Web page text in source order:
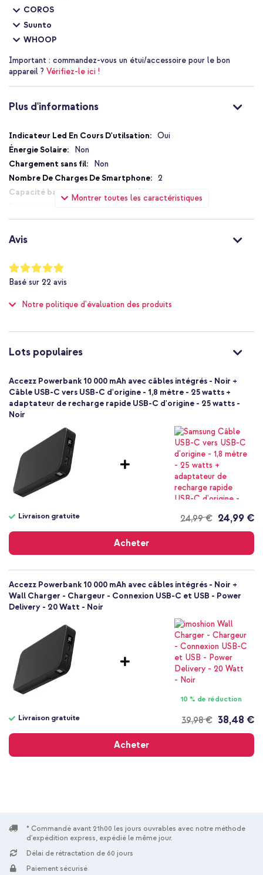
COROS
Suunto
WHOOP
Important : commandez-vous un étui/accessoire pour le bon
appareil ? Vérifiez-le ici !
Plus d'informations
Montrer toutes les caractéristiques
Plus
d'informations
Oui
Non
Non
2
10000 mAh
1.67 A
Quick Charge 3.0
1 Pc
Oui
USB-C
Apple Lightning, USB-A
8720922150219
Accezz
SH00069595
Noir
195
Liseuse, Smartphone, Montre connectée, Tablette, Écouteurs sans
fil
Avis
Notation:
99
%
of
Basé sur 22 avis
Notre politique d'évaluation des produits
Lots populaires
Accezz Powerbank 10 000 mAh avec câbles intégrés - Noir +
Câble USB-C vers USB-C d'origine - 1,8 mètre - 25 watts +
adaptateur de recharge rapide USB-C d'origine - 25 watts -
Noir
24,99 €
Livraison gratuite 24,99 €
Acheter
gratuite
Accezz Powerbank 10 000 mAh avec câbles intégrés - Noir +
Wall Charger - Chargeur - Connexion USB-C et USB - Power
Delivery - 20 Watt - Noir
10 % de réduction
39,98 €
Livraison gratuite 38,48 €
Acheter
gratuite
* Commandé avant 21h00 les jours ouvrables avec notre méthode
d'expédition express, expédié le même jour.
Délai de rétractation de 60 jours
Paiement sécurisé